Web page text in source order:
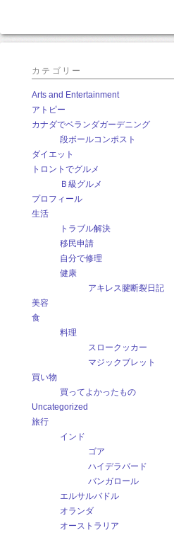
カテゴリー
Arts and Entertainment
アトピー
カナダでベランダガーデニング
段ボールコンポスト
ダイエット
トロントでグルメ
Ｂ級グルメ
プロフィール
生活
トラブル解決
移民申請
自分で修理
健康
アキレス腱断裂日記
美容
食
料理
スロークッカー
マジックブレット
買い物
買ってよかったもの
Uncategorized
旅行
インド
ゴア
ハイデラバード
バンガロール
エルサルバドル
オランダ
オーストラリア